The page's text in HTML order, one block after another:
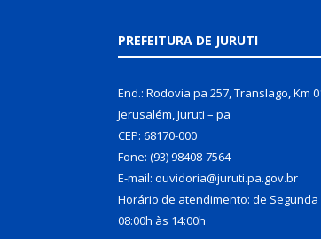
PREFEITURA DE JURUTI
End.: Rodovia pa 257, Translago, Km
Jerusalém, Juruti – pa
CEP: 68170-000
Fone: (93) 98408-7564
E-mail: ouvidoria@juruti.pa.gov.br
Horário de atendimento: de
08:00h às 14:00h